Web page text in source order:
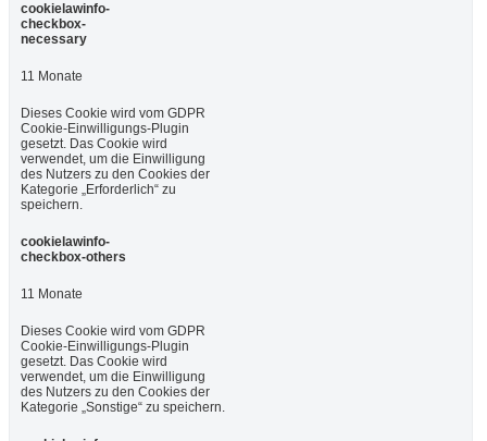
cookielawinfo-
checkbox-
necessary
11 Monate
Dieses Cookie wird vom GDPR
Cookie-Einwilligungs-Plugin
gesetzt. Das Cookie wird
verwendet, um die Einwilligung
des Nutzers zu den Cookies der
Kategorie „Erforderlich“ zu
speichern.
cookielawinfo-
checkbox-others
11 Monate
Dieses Cookie wird vom GDPR
Cookie-Einwilligungs-Plugin
gesetzt. Das Cookie wird
verwendet, um die Einwilligung
des Nutzers zu den Cookies der
Kategorie „Sonstige“ zu speichern.